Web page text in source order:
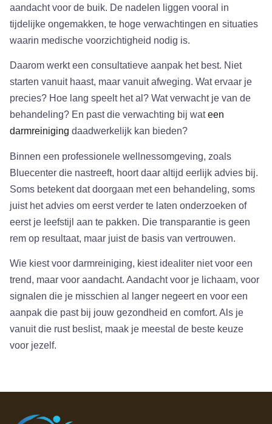
aandacht voor de buik. De nadelen liggen vooral in
tijdelijke ongemakken, te hoge verwachtingen en situaties
waarin medische voorzichtigheid nodig is.
Daarom werkt een consultatieve aanpak het best. Niet
starten vanuit haast, maar vanuit afweging. Wat ervaar je
precies? Hoe lang speelt het al? Wat verwacht je van de
behandeling? En past die verwachting bij wateen
darmreiniging daadwerkelijk kan bieden?
Binnen een professionele wellnessomgeving, zoals
Bluecenter die nastreeft, hoort daar altijd eerlijk advies bij.
Soms betekent dat doorgaan met een behandeling, soms
juist het advies om eerst verder te laten onderzoeken of
eerst je leefstijl aan te pakken. Die transparantie is geen
rem op resultaat, maar juist de basis van vertrouwen.
Wie kiest voor darmreiniging, kiest idealiter niet voor een
trend, maar voor aandacht. Aandacht voor je lichaam, voor
signalen die je misschien al langer negeert en voor een
aanpak die past bij jouw gezondheid en comfort. Als je
vanuit die rust beslist, maak je meestal de beste keuze
voor jezelf.